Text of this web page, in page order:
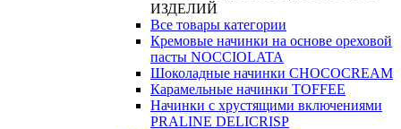
ИЗДЕЛИЙ
Все товары категории
Кремовые начинки на основе ореховой
пасты NOCCIOLATA
Шоколадные начинки CHOCOCREAM
Карамельные начинки TOFFEE
Начинки с хрустящими включениями
PRALINE DELICRISP